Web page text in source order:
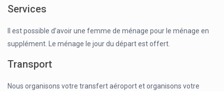
Services
Il est possible d’avoir une femme de ménage pour le ménage en
supplément. Le ménage le jour du départ est offert.
Transport
Nous organisons votre transfert aéroport et organisons votre